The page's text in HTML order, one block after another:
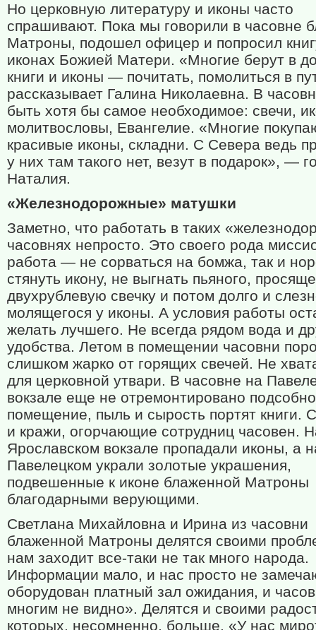
Но церковную литературу и иконы часто
спрашивают. Пока мы говорили в часовне
Матроны, подошел офицер и попросил
иконах Божией Матери. «Многие берут в
книги и иконы — почитать, помолиться в
рассказывает Галина Николаевна. В
быть хотя бы самое необходимое: свечи,
молитвословы, Евангелие. «Многие
красивые иконы, складни. С Севера ведь
у них там такого нет, везут в подарок», —
Наталия.
«Железнодорожные» матушки
Заметно, что работать в таких
часовнях непросто. Это своего рода
работа — не сорваться на бомжа, так и
стянуть икону, не выгнать пьяного,
двухрублевую свечку и потом долго и
молящегося у иконы. А условия работы
желать лучшего. Не всегда рядом вода и
удобства. Летом в помещении часовни
слишком жарко от горящих свечей. Не
для церковной утвари. В часовне на
вокзале еще не отремонтировано
помещение, пыль и сырость портят книги.
и кражи, огорчающие сотрудниц часовен.
Ярославском вокзале пропадали иконы, а
Павелецком украли золотые украшения,
подвешенные к иконе блаженной Матроны
благодарными верующими.
Светлана Михайловна и Ирина из часовни
блаженной Матроны делятся своими
нам заходит все-таки не так много народа.
Информации мало, и нас просто не
оборудован платный зал ожидания, и
многим не видно». Делятся и своими
которых, несомненно, больше. «У нас